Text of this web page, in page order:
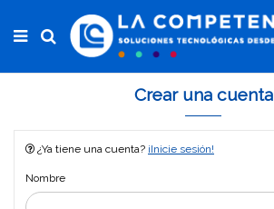
Crear una cuenta
¿Ya tiene una cuenta? ¡Inicie sesión!
Nombre